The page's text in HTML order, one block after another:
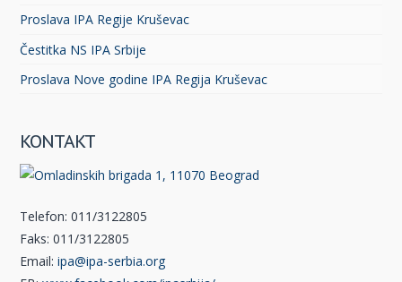
Proslava IPA Regije Kruševac
Čestitka NS IPA Srbije
Proslava Nove godine IPA Regija Kruševac
KONTAKT
Telefon: 011/3122805
Faks: 011/3122805
Email:ipa@ipa-serbia.org